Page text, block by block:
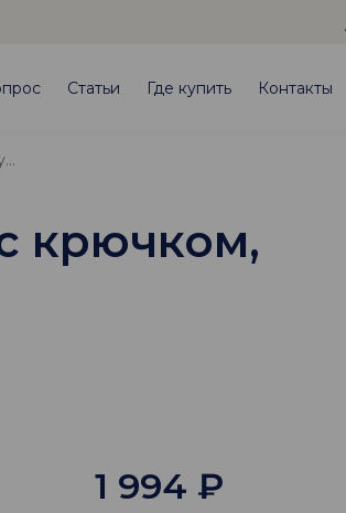
Статьи Где купить Контакты
Брекет Damon Q2, паз 022 на зуб 34 с крючком, стандартный торк
крючком,
1 994 ₽